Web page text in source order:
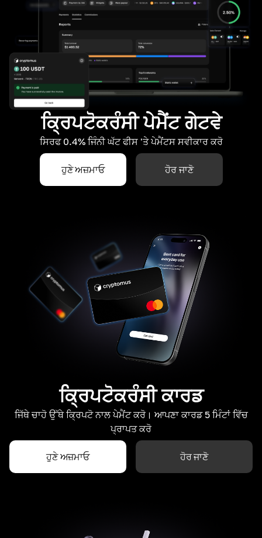
ਕ੍ਰਿਪਟੋਕਰੰਸੀ ਪੇਮੈਂਟ ਗੇਟਵੇ
ਸਿਰਫ 0.4% ਜਿੰਨੀ ਘੱਟ ਫੀਸ 'ਤੇ ਪੇਮੈਂਟਸ ਸਵੀਕਾਰ ਕਰੋ
ਹੁਣੇ ਅਜ਼ਮਾਓ ਹੋਰ ਜਾਣੋ
ਕ੍ਰਿਪਟੋਕਰੰਸੀ ਕਾਰਡ
ਜਿੱਥੇ ਚਾਹੋ ਉੱਥੇ ਕ੍ਰਿਪਟੋ ਨਾਲ ਪੇਮੈਂਟ ਕਰੋ। ਆਪਣਾ ਕਾਰਡ 5 ਮਿੰਟਾਂ ਵਿੱਚ
ਪ੍ਰਾਪਤ ਕਰੋ
ਹੁਣੇ ਅਜ਼ਮਾਓ ਹੋਰ ਜਾਣੋ